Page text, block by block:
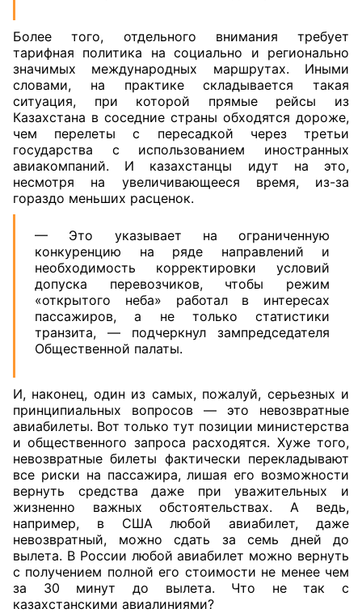
Более того, отдельного внимания требует
тарифная политика на социально и регионально
значимых международных маршрутах. Иными
словами, на практике складывается такая
ситуация, при которой прямые рейсы из
Казахстана в соседние страны обходятся дороже,
чем перелеты с пересадкой через третьи
государства с использованием иностранных
авиакомпаний. И казахстанцы идут на это,
несмотря на увеличивающееся время, из-за
гораздо меньших расценок.
— Это указывает на ограниченную
конкуренцию на ряде направлений и
необходимость корректировки условий
допуска перевозчиков, чтобы режим
«открытого неба» работал в интересах
пассажиров, а не только статистики
транзита, — подчеркнул зампредседателя
Общественной палаты.
И, наконец, один из самых, пожалуй, серьезных и
принципиальных вопросов — это невозвратные
авиабилеты. Вот только тут позиции министерства
и общественного запроса расходятся. Хуже того,
невозвратные билеты фактически перекладывают
все риски на пассажира, лишая его возможности
вернуть средства даже при уважительных и
жизненно важных обстоятельствах. А ведь,
например, в США любой авиабилет, даже
невозвратный, можно сдать за семь дней до
вылета. В России любой авиабилет можно вернуть
с получением полной его стоимости не менее чем
за 30 минут до вылета. Что не так с
казахстанскими авиалиниями?